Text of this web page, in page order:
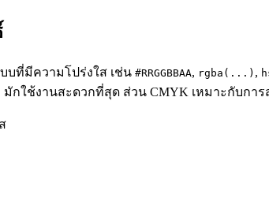
บที่มีความโปร่งใส เช่น #RRGGBBAA, rgba(...) ,
มักใช้งานสะดวกที่สุด ส่วน CMYK เหมาะกับกา